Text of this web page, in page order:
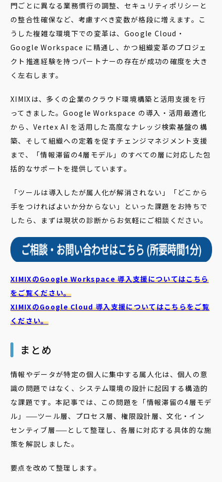
門ごとに異なる業務慣行の調整、セキュリティポリシーと
の整合性確保など、考慮すべき変数が格段に増えます。こ
うした複雑な環境下での変革は、Google Cloud・
Google Workspace に精通し、かつ組織変革のプロジェ
クト推進経験を持つパートナーの存在が成功の確度を大き
く左右します。
XIMIXは、多くの企業のクラウド環境構築と活用支援を行
ってきました。Google Workspace の導入・活用最適化
から、Vertex AI を活用した高度なナレッジ検索基盤の構
築、そして組織への定着を促すチェンジマネジメント支援
まで、「情報滞留の4層モデル」のすべての層に対応した包
括的なサポートを提供しています。
「ツールは導入したが属人化が解消されない」「どこから
手をつければよいか分からない」といった課題をお持ちで
したら、まずは現状の診断からお気軽にご相談ください。
XIMIXのGoogle Workspace 導入支援についてはこちら
をご覧ください。
XIMIXのGoogle Cloud導入支援についてはこちらをご覧
ください。
まとめ
情報やデータが特定の個人に集中する属人化は、個人の意
識の問題ではなく、システム環境の設計に起因する構造的
な課題です。本記事では、この問題を「情報滞留の4層モデ
ル」——ツール層、プロセス層、権限設計層、文化・イン
センティブ層——として整理し、各層に対応する具体的な施
策を解説しました。
要点を改めて整理します。